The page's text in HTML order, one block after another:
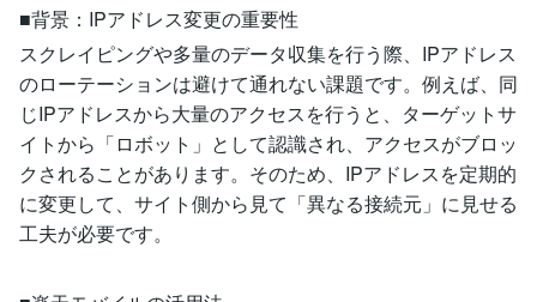
■背景：IPアドレス変更の重要性
スクレイピングや多量のデータ収集を行う際、IPアドレス
のローテーションは避けて通れない課題です。例えば、同
じIPアドレスから大量のアクセスを行うと、ターゲットサ
イトから「ロボット」として認識され、アクセスがブロッ
クされることがあります。そのため、IPアドレスを定期的
に変更して、サイト側から見て「異なる接続元」に見せる
工夫が必要です。